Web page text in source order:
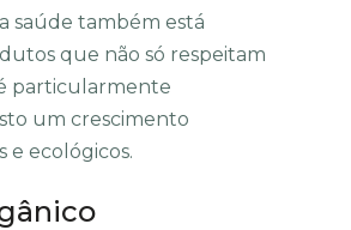
saúde também está
que não só respeitam
é particularmente
um crescimento
e ecológicos.